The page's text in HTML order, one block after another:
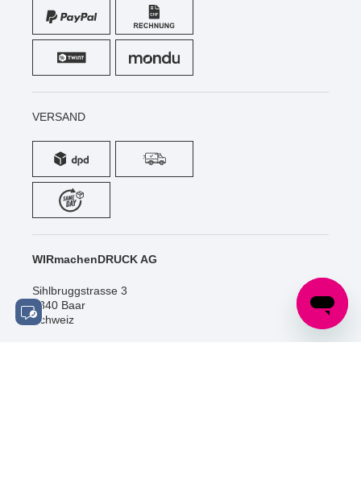
VERSAND
WIRmachenDRUCK AG
Sihlbruggstrasse 3
6340 Baar
Schweiz